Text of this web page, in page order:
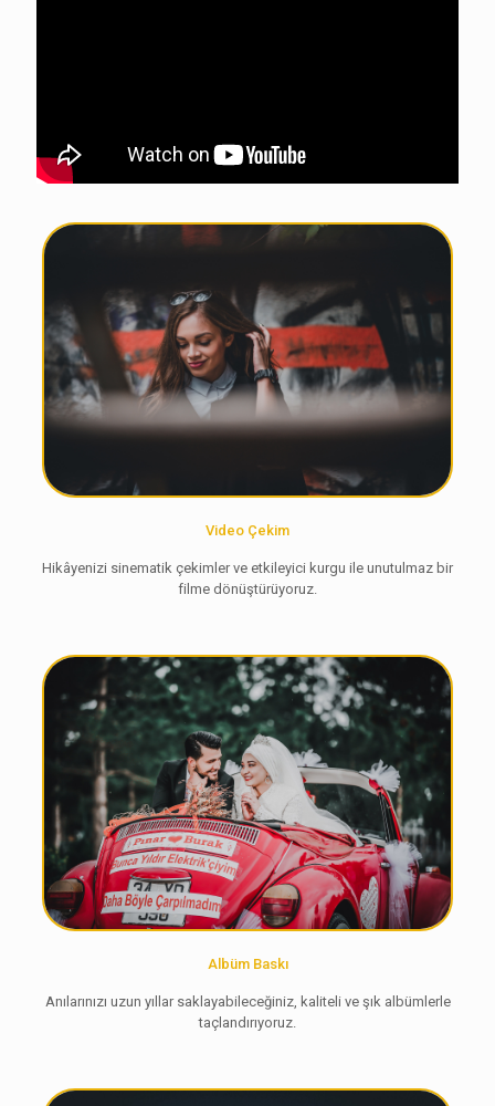
Video Çekim
Hikâyenizi sinematik çekimler ve etkileyici kurgu ile unutulmaz bir
filme dönüştürüyoruz.
Albüm Baskı
Anılarınızı uzun yıllar saklayabileceğiniz, kaliteli ve şık albümlerle
taçlandırıyoruz.